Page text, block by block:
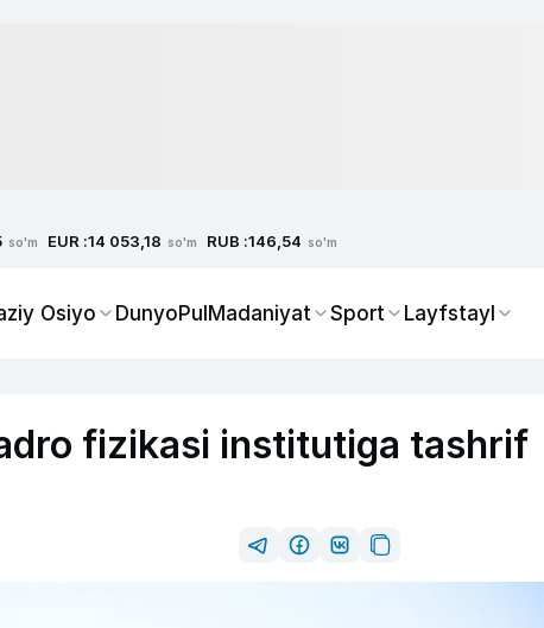
so'm EUR :14 053,18 so'm RUB :146,54 so'm
Osiyo DunyoPulMadaniyat Sport Layfstayl
fizikasi institutiga tashrif